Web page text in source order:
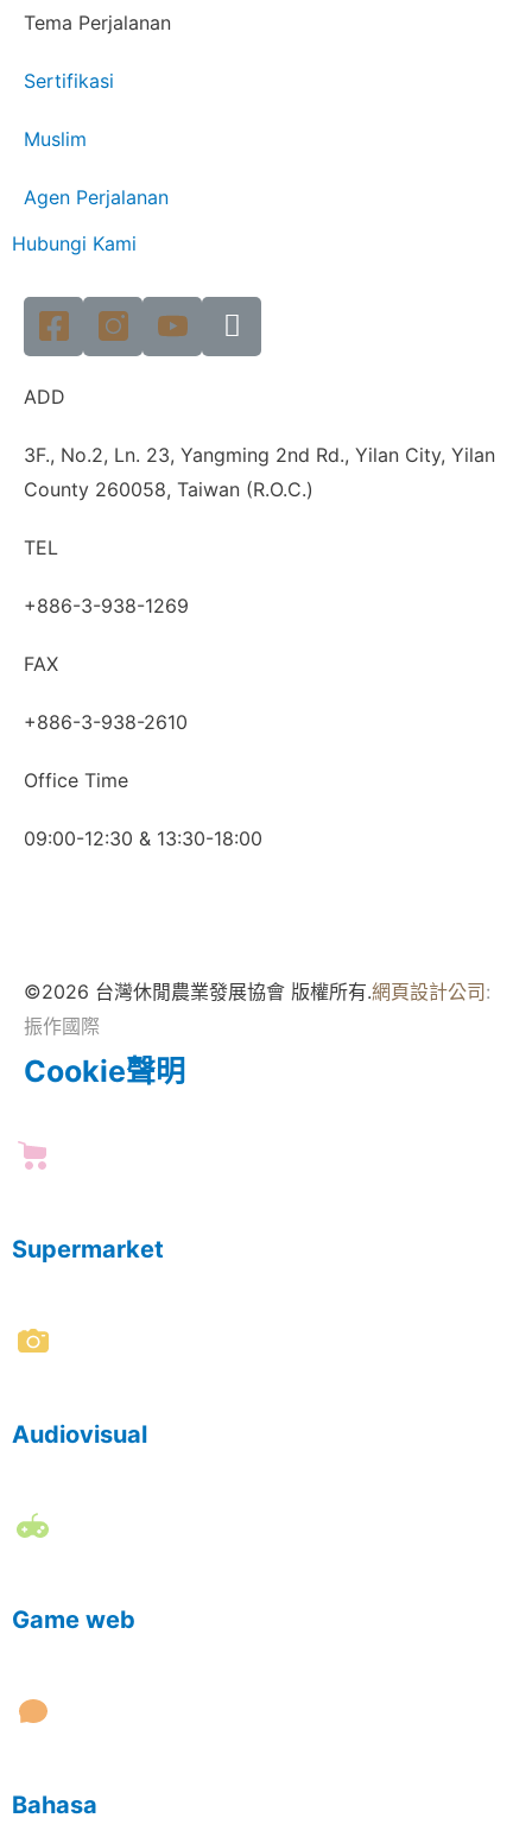
Tema Perjalanan
Sertifikasi
Muslim
Agen Perjalanan
Hubungi Kami
ADD
3F., No.2, Ln. 23, Yangming 2nd Rd., Yilan City, Yilan
County 260058, Taiwan (R.O.C.)
TEL
+886-3-938-1269
FAX
+886-3-938-2610
Office Time
09:00-12:30 & 13:30-18:00
©2026 台灣休閒農業發展協會 版權所有.網頁設計公司:
振作國際
Cookie聲明
Supermarket
Audiovisual
Game web
Bahasa